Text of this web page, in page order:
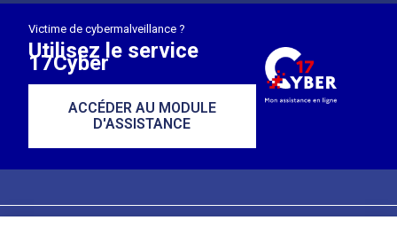
Victime de cybermalveillance ?
Utilisez le service
17Cyber
ACCÉDER AU MODULE
D'ASSISTANCE